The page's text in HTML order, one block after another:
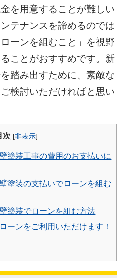
を用意することが難しい
テナンスを諦めるのでは
ーンを組むこと」を視野
ことがおすすめです。新
踏み出すために、素敵な
検討いただければと思い
次 [非表示]
塗装工事の費用のお支払いに
塗装の支払いでローンを組む
塗装でローンを組む方法
ーンをご利用いただけます！